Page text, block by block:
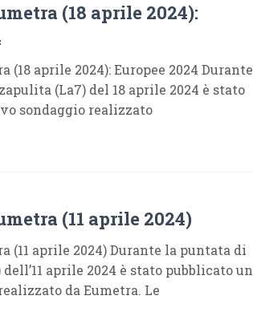
(18 aprile 2024):
(18 aprile 2024): Europee 2024 Durante
(La7) del 18 aprile 2024 è stato
sondaggio realizzato
(11 aprile 2024)
(11 aprile 2024) Durante la puntata di
aprile 2024 è stato pubblicato un
da Eumetra. Le